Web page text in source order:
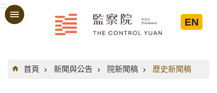
跳到主要內容區塊
:::
EN
:::
首頁
新聞與公告 院新聞稿 歷史新聞稿